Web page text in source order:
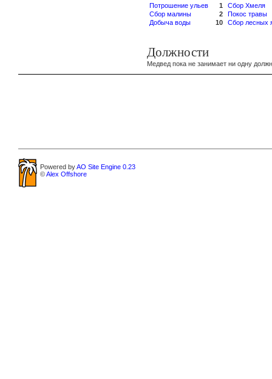
Потрошение ульев
1
Сбор малины
2
Добыча воды
10
Сбор Хмеля
Покос травы
Сбор лесных
Должности
Медвед пока не занимает ни одну
Powered byAO Site Engine 0.23
©Alex Offshore